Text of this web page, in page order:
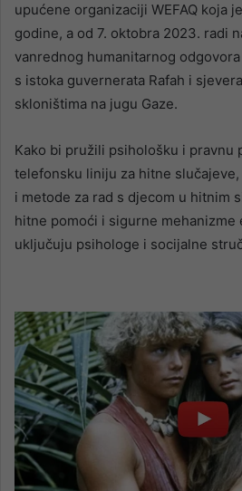
upućene organizaciji WEFAQ koja
godine, a od 7. oktobra 2023. radi
vanrednog humanitarnog
s istoka guvernerata Rafah i
skloništima na jugu Gaze.
Kako bi pružili psihološku i pravnu
telefonsku liniju za hitne
i metode za rad s djecom u hitnim
hitne pomoći i sigurne mehanizme
uključuju psihologe i socijalne